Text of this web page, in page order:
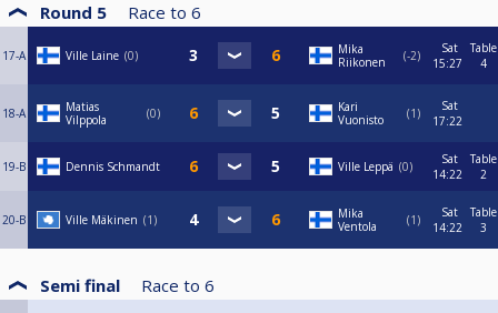
Round 5 Race to 6
17-A Ville Laine 0
Mika
Riikonen
-2
Sat
15:27
Table
4
18-A
Matias
Vilppola
0
Kari
Vuonisto
1
Sat
17:22
19-B Dennis Schmandt Ville Leppä 0
Sat
14:22
Table
2
20-B Ville Mäkinen 1
Mika
Ventola
1
Sat
14:22
Table
3
Semi final Race to 6